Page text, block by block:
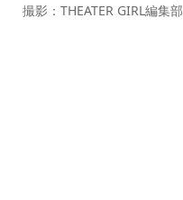
撮影：THEATER GIRL編集部